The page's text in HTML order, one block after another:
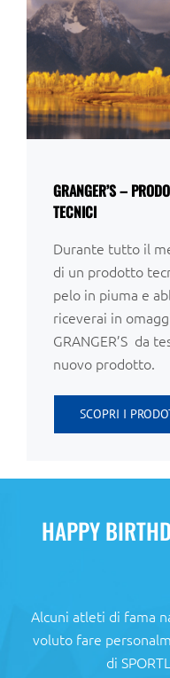
GRANGER’S –
TECNICI
Durante tutto il
di un prodotto
pelo in piuma e
riceverai in
GRANGER’S da
nuovo prodotto.
SCOPRI I
HAPPY
Alcuni atleti di fama
voluto fare
di